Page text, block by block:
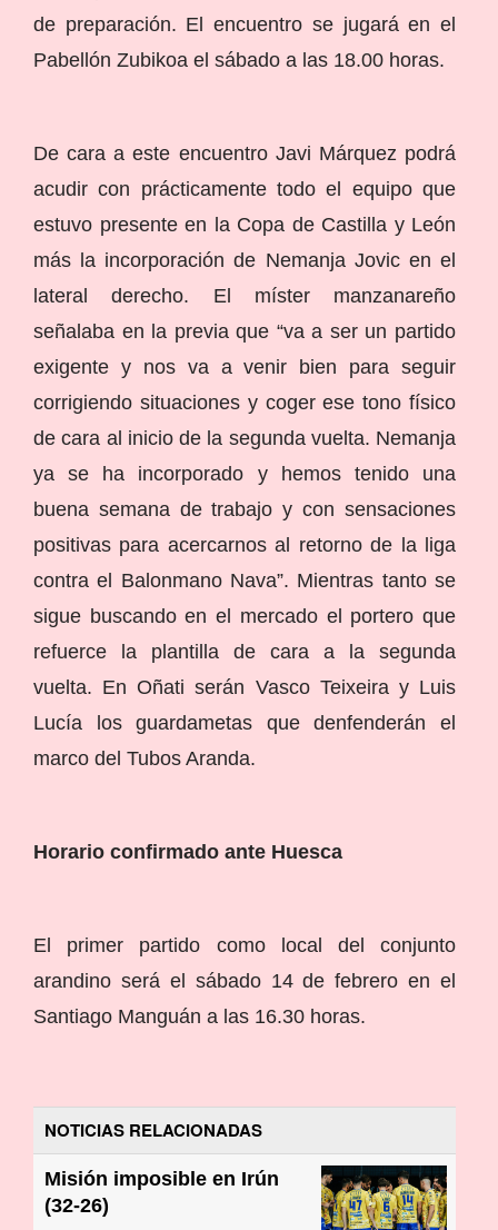
de preparación. El encuentro se jugará en el
Pabellón Zubikoa el sábado a las 18.00 horas.
De cara a este encuentro Javi Márquez podrá
acudir con prácticamente todo el equipo que
estuvo presente en la Copa de Castilla y León
más la incorporación de Nemanja Jovic en el
lateral derecho. El míster manzanareño
señalaba en la previa que “va a ser un partido
exigente y nos va a venir bien para seguir
corrigiendo situaciones y coger ese tono físico
de cara al inicio de la segunda vuelta. Nemanja
ya se ha incorporado y hemos tenido una
buena semana de trabajo y con sensaciones
positivas para acercarnos al retorno de la liga
contra el Balonmano Nava”. Mientras tanto se
sigue buscando en el mercado el portero que
refuerce la plantilla de cara a la segunda
vuelta. En Oñati serán Vasco Teixeira y Luis
Lucía los guardametas que denfenderán el
marco del Tubos Aranda.
Horario confirmado ante Huesca
El primer partido como local del conjunto
arandino será el sábado 14 de febrero en el
Santiago Manguán a las 16.30 horas.
NOTICIAS RELACIONADAS
Misión imposible en Irún
(32-26)